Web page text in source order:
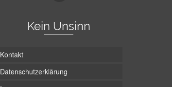
Kein Unsinn
Kontakt
Datenschutzerklärung